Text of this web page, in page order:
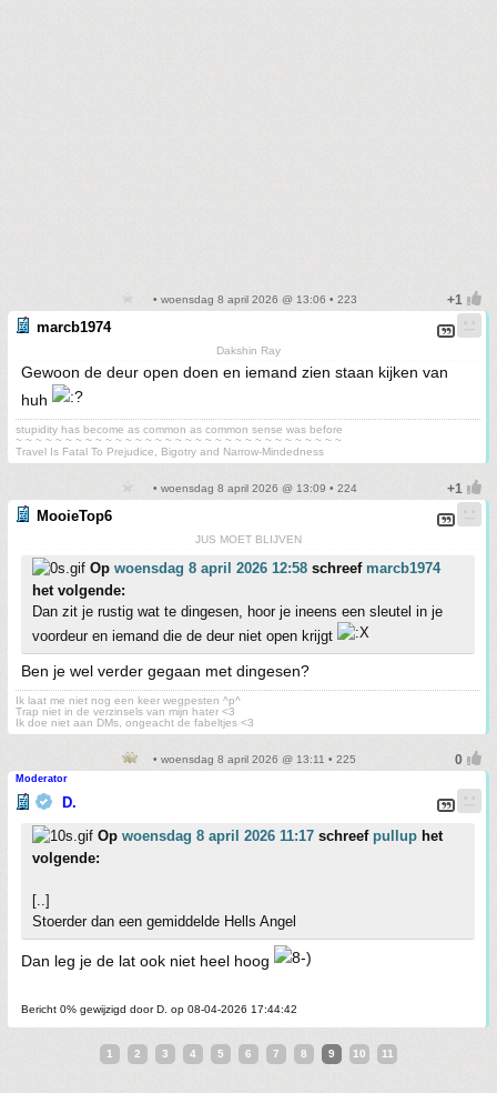
• woensdag 8 april 2026 @ 13:06 • 223
marcb1974
Dakshin Ray
Gewoon de deur open doen en iemand zien staan kijken van
huh
stupidity has become as common as common sense was before
~ ~ ~ ~ ~ ~ ~ ~ ~ ~ ~ ~ ~ ~ ~ ~ ~ ~ ~ ~ ~ ~ ~ ~ ~ ~ ~ ~ ~ ~ ~ ~ ~
Travel Is Fatal To Prejudice, Bigotry and Narrow-Mindedness
• woensdag 8 april 2026 @ 13:09 • 224
MooieTop6
JUS MOET BLIJVEN
Op woensdag 8 april 2026 12:58 schreef marcb1974
het volgende:
Dan zit je rustig wat te dingesen, hoor je ineens een sleutel in je
voordeur en iemand die de deur niet open krijgt
Ben je wel verder gegaan met dingesen?
Ik laat me niet nog een keer wegpesten ^p^
Trap niet in de verzinsels van mijn hater <3
Ik doe niet aan DMs, ongeacht de fabeltjes <3
• woensdag 8 april 2026 @ 13:11 • 225
Moderator
D.
Op woensdag 8 april 2026 11:17 schreef pullup het
volgende:
[..]
Stoerder dan een gemiddelde Hells Angel
Dan leg je de lat ook niet heel hoog
Bericht 0% gewijzigd door D. op 08-04-2026 17:44:42
1 2 3 4 5 6 7 8 9 10 11